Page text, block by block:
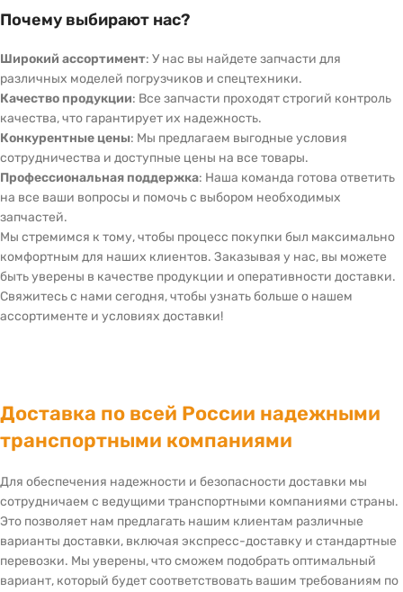
Почему выбирают нас?
Широкий ассортимент: У нас вы найдете запчасти для
различных моделей погрузчиков и спецтехники.
Качество продукции: Все запчасти проходят строгий контроль
качества, что гарантирует их надежность.
Конкурентные цены: Мы предлагаем выгодные условия
сотрудничества и доступные цены на все товары.
Профессиональная поддержка: Наша команда готова ответить
на все ваши вопросы и помочь с выбором необходимых
запчастей.
Мы стремимся к тому, чтобы процесс покупки был максимально
комфортным для наших клиентов. Заказывая у нас, вы можете
быть уверены в качестве продукции и оперативности доставки.
Свяжитесь с нами сегодня, чтобы узнать больше о нашем
ассортименте и условиях доставки!
Доставка по всей России надежными
транспортными компаниями
Для обеспечения надежности и безопасности доставки мы
сотрудничаем с ведущими транспортными компаниями страны.
Это позволяет нам предлагать нашим клиентам различные
варианты доставки, включая экспресс-доставку и стандартные
перевозки. Мы уверены, что сможем подобрать оптимальный
вариант, который будет соответствовать вашим требованиям по